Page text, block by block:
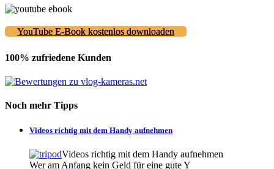
YouTube E-Book kostenlos downloaden
100% zufriedene Kunden
Noch mehr Tipps
Videos richtig mit dem Handy aufnehmen
Videos richtig mit dem Handy aufnehmen
Wer am Anfang kein Geld für eine gute Y